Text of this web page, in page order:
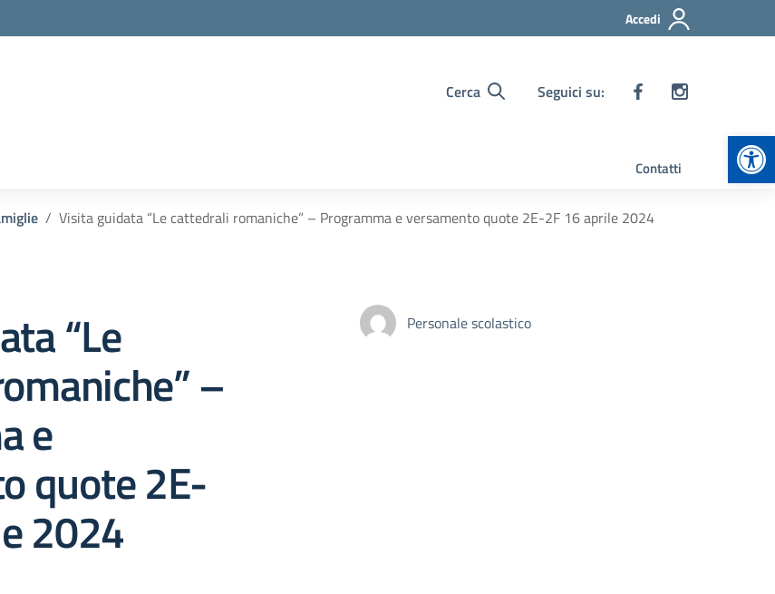
Accedi
Cerca Seguici su:
Contatti
Visita guidata “Le cattedrali romaniche” – Programma e versamento quote 2E-2F 16 aprile 2024
“Le
–
e
quote 2E-
2024
Personale scolastico